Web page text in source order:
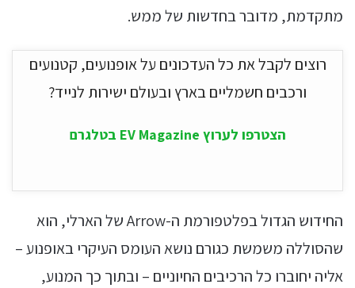
מתקדמת, מדובר בחדשות של ממש.
רוצים לקבל את כל העדכונים על אופנועים, קטנועים
ורכבים חשמליים בארץ ובעולם ישירות לנייד?
הצטרפו לערוץ EV Magazine בטלגרם
החידוש הגדול בפלטפורמת ה-Arrow של הארלי, הוא
שהסוללה משמשת כגורם נושא העומס העיקרי באופנוע –
אליה יחוברו כל הרכיבים החיוניים – ובתוך כך המנוע,